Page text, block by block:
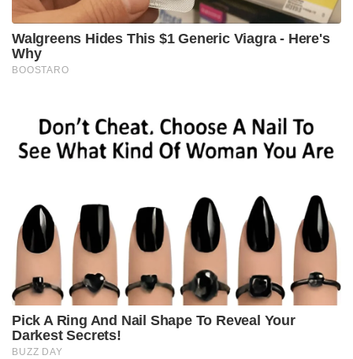
Walgreens Hides This $1 Generic Viagra - Here's
Why
BOOSTARO
Pick A Ring And Nail Shape To Reveal Your
Darkest Secrets!
BUZZ DAY